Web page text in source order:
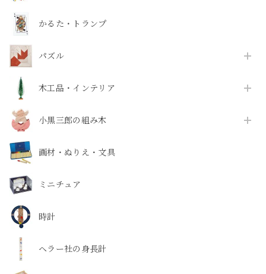
かるた・トランプ
パズル
木工品・インテリア
小黒三郎の組み木
画材・ぬりえ・文具
ミニチュア
時計
ヘラー社の身長計